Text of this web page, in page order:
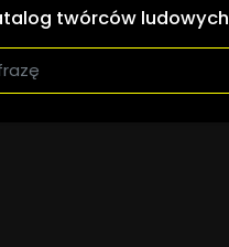
twórców ludowych